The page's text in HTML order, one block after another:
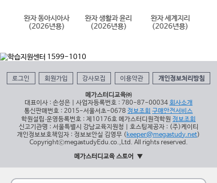
완자 동아시아사
(2026년용)
완자 생활과 윤리
(2026년용)
완자 세계지리
(2026년용)
로그인 회원가입 강사모집 이용약관 개인정보처리방침
메가스터디교육㈜
대표이사 : 손성은 | 사업자등록번호 : 780-87-00034 회사소개
통신판매번호 : 2015-서울서초-0678 정보조회 구매안전서비스
학원설립∙운영등록번호 : 제10176호 메가스터디원격학원 정보조회
신고기관명 : 서울특별시 강남교육지원청 | 호스팅제공자 : (주)케이티
개인정보보호책임자 : 정보보안실 김영무 ( keeper@megastudy.net)
CopyrightⓒmegastudyEdu.co.,Ltd. All rights reserved.
메가스터디교육 스토어